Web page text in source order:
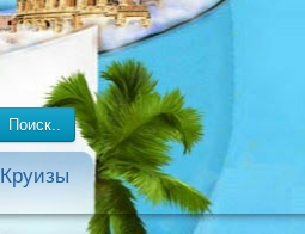
Поиск..
Круизы